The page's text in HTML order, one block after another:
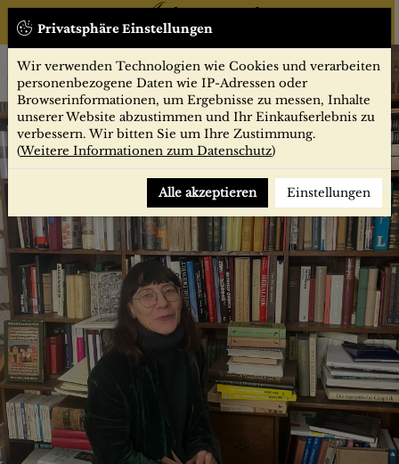
Privatsphäre Einstellungen
Wir verwenden Technologien wie Cookies und verarbeiten
personenbezogene Daten wie IP-Adressen oder
Browserinformationen, um Ergebnisse zu messen, Inhalte
unserer Website abzustimmen und Ihr Einkaufserlebnis zu
verbessern. Wir bitten Sie um Ihre Zustimmung.
(Weitere Informationen zum Datenschutz)
Alle akzeptieren Einstellungen
Startseite